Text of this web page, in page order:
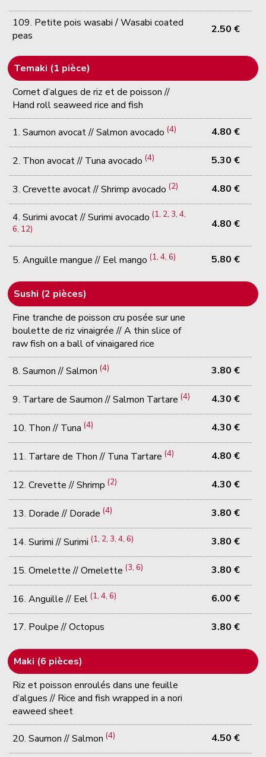
109. Petite pois wasabi / Wasabi coated
peas
2.50 €
Temaki (1 pièce)
Cornet d’algues de riz et de poisson //
Hand roll seaweed rice and fish
1. Saumon avocat // Salmon avocado(4) 4.80 €
2. Thon avocat // Tuna avocado(4) 5.30 €
3. Crevette avocat // Shrimp avocado(2) 4.80 €
4. Surimi avocat // Surimi avocado(1, 2, 3, 4,
6, 12)
4.80 €
5. Anguille mangue // Eel mango(1, 4, 6) 5.80 €
Sushi (2 pièces)
Fine tranche de poisson cru posée sur une
boulette de riz vinaigrée // A thin slice of
raw fish on a ball of vinaigared rice
8. Saumon // Salmon(4) 3.80 €
9. Tartare de Saumon // Salmon Tartare(4) 4.30 €
10. Thon // Tuna(4) 4.30 €
11. Tartare de Thon // Tuna Tartare(4) 4.80 €
12. Crevette // Shrimp(2) 4.30 €
13. Dorade // Dorade(4) 3.80 €
14. Surimi // Surimi(1, 2, 3, 4, 6) 3.80 €
15. Omelette // Omelette(3, 6) 3.80 €
16. Anguille // Eel(1, 4, 6) 6.00 €
17. Poulpe // Octopus 3.80 €
Maki (6 pièces)
Riz et poisson enroulés dans une feuille
d’algues // Rice and fish wrapped in a nori
eaweed sheet
20. Saumon // Salmon(4) 4.50 €